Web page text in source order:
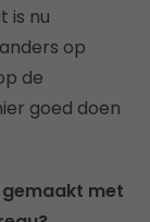
is nu
op
de
goed doen
met